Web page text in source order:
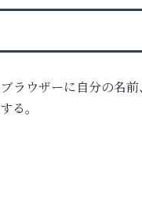
ラウザーに自分の名前
る。